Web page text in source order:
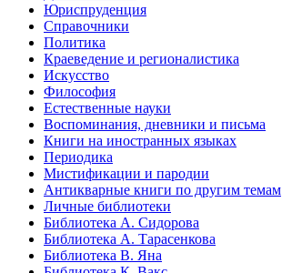
Юриспруденция
Справочники
Политика
Краеведение и регионалистика
Искусство
Философия
Естественные науки
Воспоминания, дневники и письма
Книги на иностранных языках
Периодика
Мистификации и пародии
Антикварные книги по другим темам
Личные библиотеки
Библиотека А. Сидорова
Библиотека А. Тарасенкова
Библиотека В. Яна